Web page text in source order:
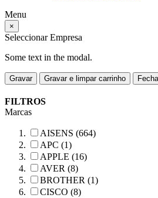
Menu
×
Seleccionar Empresa
Some text in the modal.
Gravar Gravar e limpar carrinho
FILTROS
Marcas
AISENS (664)
APC (1)
APPLE (16)
AVER (8)
BROTHER (1)
CISCO (8)